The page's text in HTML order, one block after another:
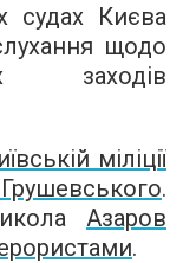
судах Києва
щодо
заходів
міліції
.
Азаров
.